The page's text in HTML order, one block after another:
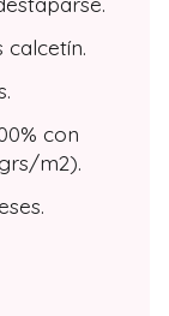
calcetín.
con
m2).